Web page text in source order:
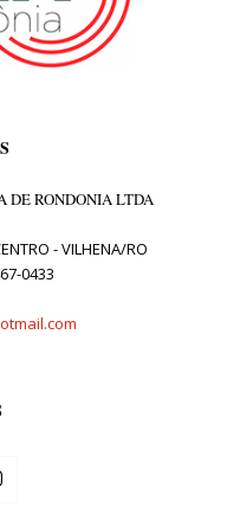
DE RONDONIA LTDA
- VILHENA/RO
0433